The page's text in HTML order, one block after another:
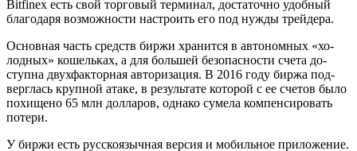
Bitfinex есть свой тор­го­вый тер­ми­нал, до­ста­точ­но удоб­ный
бла­го­да­ря воз­мож­но­сти на­стро­ить его под нужды трей­де­ра.
Ос­нов­ная часть средств биржи хра­нит­ся в ав­то­ном­ных «хо­
лод­ных» ко­шель­ках, а для боль­шей без­опас­но­сти счета до­
ступ­на двух­фак­тор­ная ав­то­ри­за­ция. В 2016 году биржа под­
верг­лась круп­ной атаке, в ре­зуль­та­те ко­то­рой с ее сче­тов было
по­хи­ще­но 65 млн дол­ла­ров, од­на­ко су­ме­ла ком­пен­си­ро­вать
по­те­ри.
У биржи есть рус­ско­языч­ная вер­сия и мо­биль­ное при­ло­же­ние.